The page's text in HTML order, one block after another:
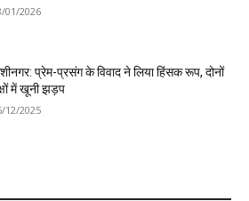
01/2026
प्रेम-प्रसंग के विवाद ने लिया हिंसक रूप, दोनों
में खूनी झड़प
12/2025